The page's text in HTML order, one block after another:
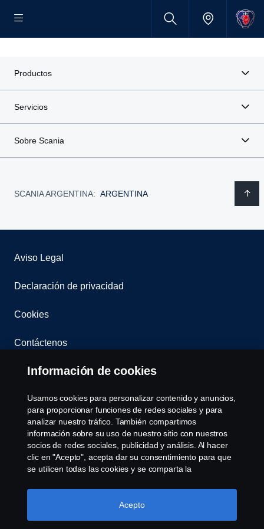
Productos
Servicios
Sobre Scania
SCANIA ARGENTINA: ARGENTINA
Aviso Legal
Declaración de privacidad
Cookies
Contáctenos
Sistema de Denuncias
Configuración de cookies
reservados. Scania Argentina S.A.U. - Piedrabuena
5400, Grand Bourg, CP (1615) Buenos Aires,
Información de cookies
Usamos cookies para personalizar contenido y anuncios,
para proporcionar funciones de redes sociales y para
analizar nuestro tráfico. También compartimos
información sobre su uso de nuestro sitio con nuestros
socios de redes sociales, publicidad y análisis. Al hacer
clic en "Acepto", acepta dar su consentimiento para que
se utilicen todas las cookies y se comparta la
haciendo clic en "Configuración de cookies" y
seleccionando las categorías que desea aceptar. Para
Acepto